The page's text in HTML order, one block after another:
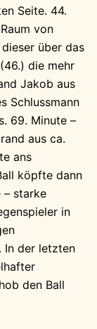
Seite. 44.
von
über das
die mehr
Jakob aus
Schlussmann
69. Minute –
aus ca.
ans
köpfte dann
– starke
in
In der letzten
den Ball